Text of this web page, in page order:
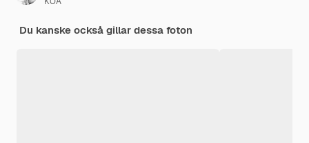
Du kanske också gillar dessa foton